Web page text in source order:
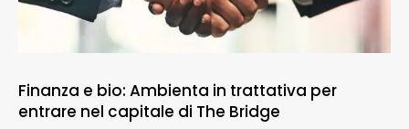
Finanza e bio: Ambienta in trattativa per
entrare nel capitale di The Bridge